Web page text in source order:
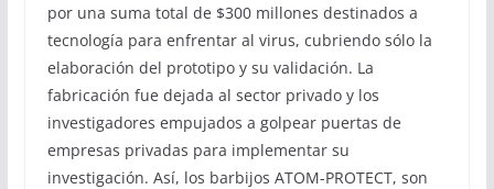
por una suma total de $300 millones destinados a
tecnología para enfrentar al virus, cubriendo sólo la
elaboración del prototipo y su validación. La
fabricación fue dejada al sector privado y los
investigadores empujados a golpear puertas de
empresas privadas para implementar su
investigación. Así, los barbijos ATOM-PROTECT, son